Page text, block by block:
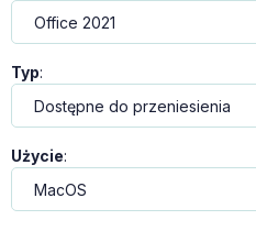
Typ:
Użycie: